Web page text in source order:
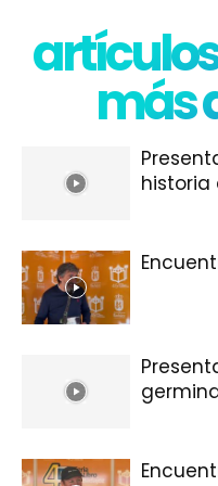
más
historia